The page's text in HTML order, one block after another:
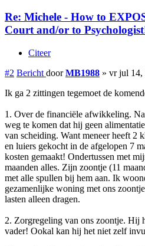
Re: Michele - How to
Court and/or to
Citeer
#2 Bericht doorMB1988 » vr jul 14,
Ik ga 2 zittingen tegemoet de
1. Over de financiële afwikkeling.
weg te komen dat hij geen
van scheiding. Want meneer heeft 2
en luiers gekocht in de afgelopen 7
kosten gemaakt! Ondertussen met
maanden alles. Zijn zoontje (11
met alle spullen bij hem aan. Ik
gezamenlijke woning met ons
lasten alleen dragen.
2. Zorgregeling van ons zoontje. Hij
vader! Ookal kan hij het niet zelf